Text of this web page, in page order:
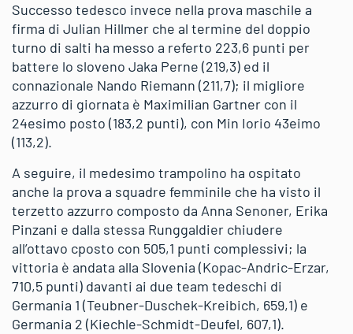
Successo tedesco invece nella prova maschile a
firma di Julian Hillmer che al termine del doppio
turno di salti ha messo a referto 223,6 punti per
battere lo sloveno Jaka Perne (219,3) ed il
connazionale Nando Riemann (211,7); il migliore
azzurro di giornata è Maximilian Gartner con il
24esimo posto (183,2 punti), con Min Iorio 43eimo
(113,2).
A seguire, il medesimo trampolino ha ospitato
anche la prova a squadre femminile che ha visto il
terzetto azzurro composto da Anna Senoner, Erika
Pinzani e dalla stessa Runggaldier chiudere
all’ottavo cposto con 505,1 punti complessivi; la
vittoria è andata alla Slovenia (Kopac-Andric-Erzar,
710,5 punti) davanti ai due team tedeschi di
Germania 1 (Teubner-Duschek-Kreibich, 659,1) e
Germania 2 (Kiechle-Schmidt-Deufel, 607,1).